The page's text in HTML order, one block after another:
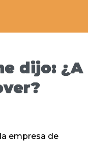
dijo: ¿A
empresa de